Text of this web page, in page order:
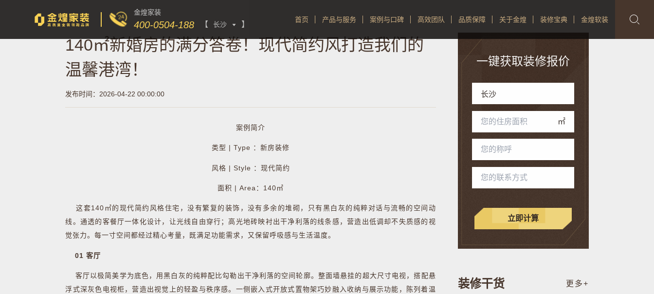
金煌家装
400-0504-188 【 长沙  】
首页 产品与服务 案例与口碑 高效团队 品质保障 关于金煌 装修宝典 金煌软装 
140㎡新婚房的满分答卷！现代简约风打造我们的
温馨港湾！
发布时间：2026-04-22 00:00:00
案例简介
类型 | Type ：新房装修
风格 | Style ：现代简约
面积 | Area：140㎡
这套140㎡的现代简约风格住宅，没有繁复的装饰，没有多余的堆砌，只有黑白灰的纯粹对话与流畅的空间动
线。通透的客餐厅一体化设计，让光线自由穿行；高光地砖映衬出干净利落的线条感，营造出低调却不失质感的视
觉张力。每一寸空间都经过精心考量，既满足功能需求，又保留呼吸感与生活温度。
01 客厅
客厅以极简美学为底色，用黑白灰的纯粹配比勾勒出干净利落的空间轮廓。整面墙悬挂的超大尺寸电视，搭配悬
浮式深灰色电视柜，营造出视觉上的轻盈与秩序感。一侧嵌入式开放式置物架巧妙融入收纳与展示功能，陈列着温
一键获取装修报价
㎡
立即计算
装修干货 更多+